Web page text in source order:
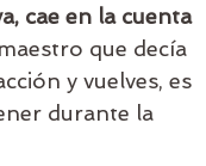
cae en la cuenta
que decía
y vuelves, es
durante la